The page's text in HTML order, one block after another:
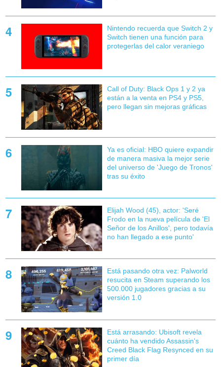
Nintendo recuerda que Switch 2 y
Switch tienen una función para
protegerlas del calor veraniego
Call of Duty: Black Ops 1 y 2 ya
están a la venta en PS4 y PS5,
pero llegan sin mejoras gráficas
Ya es oficial: HBO quiere expandir
de manera masiva la mejor serie
del universo de 'Juego de Tronos'
tras su éxito
Elijah Wood (45), actor: 'Seré
Frodo en la nueva película de 'El
Señor de los Anillos', pero todavía
no han llegado a ese punto'
Está pasando otra vez: Palworld
resucita en Steam superando los
500.000 jugadores gracias a su
versión 1.0
Está arrasando: Ubisoft revela
cuánto ha vendido Assassin's
Creed Black Flag Resynced en su
primer día